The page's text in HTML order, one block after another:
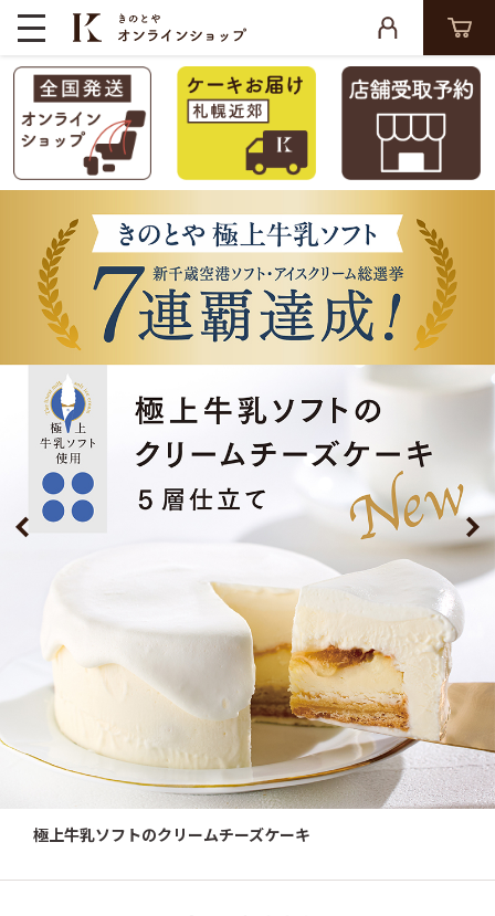
極上牛乳ソフトのクリームチーズケーキ